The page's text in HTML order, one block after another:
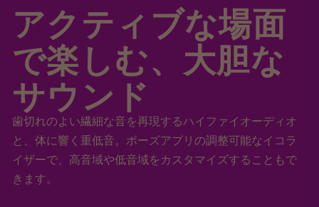
アクティブな場面
で楽しむ、大胆な
サウンド
歯切れのよい繊細な音を再現するハイファイオーディオ
と、体に響く重低音。ボーズアプリの調整可能なイコラ
イザーで、高音域や低音域をカスタマイズすることもで
きます。